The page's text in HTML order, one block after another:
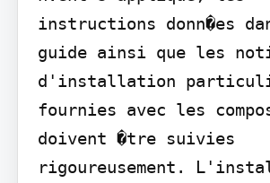
instructions donn�es
guide ainsi que les
d'installation
fournies avec les
doivent �tre suivies
rigoureusement.